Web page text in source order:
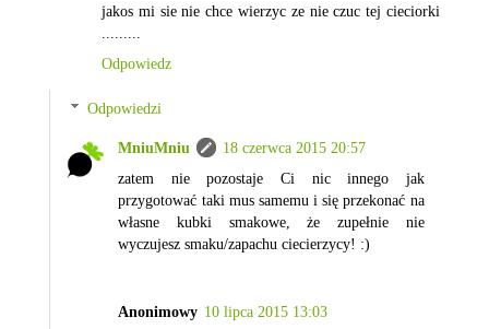
jakos mi sie nie chce wierzyc ze nie czuc tej cieciorki
Odpowiedz
Odpowiedzi
MniuMniu
18 czerwca 2015 20:57
zatem nie pozostaje Ci nic innego jak
przygotować taki mus samemu i się przekonać na
własne kubki smakowe, że zupełnie nie
wyczujesz smaku/zapachu ciecierzycy! :)
Anonimowy 10 lipca 2015 13:03